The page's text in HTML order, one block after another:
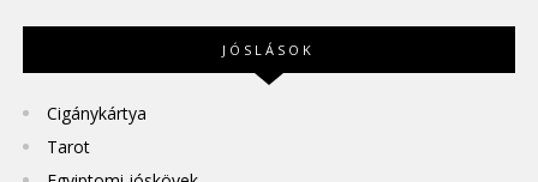
JÓSLÁSOK
Cigánykártya
Tarot